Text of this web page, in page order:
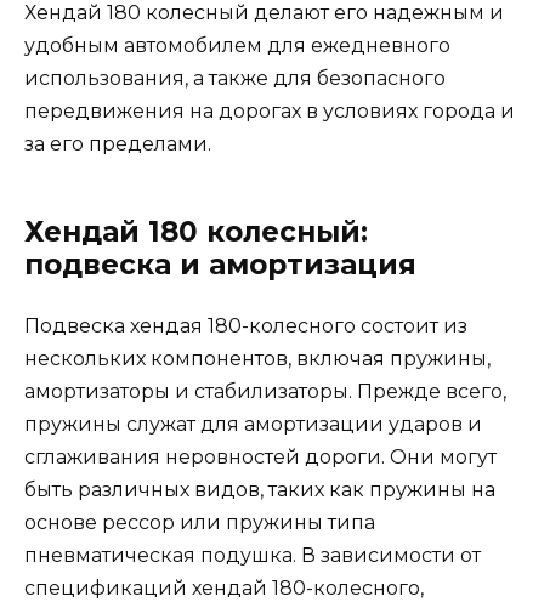
Хендай 180 колесный делают его надежным и
удобным автомобилем для ежедневного
использования, а также для безопасного
передвижения на дорогах в условиях города и
за его пределами.
Хендай 180 колесный:
подвеска и амортизация
Подвеска хендая 180-колесного состоит из
нескольких компонентов, включая пружины,
амортизаторы и стабилизаторы. Прежде всего,
пружины служат для амортизации ударов и
сглаживания неровностей дороги. Они могут
быть различных видов, таких как пружины на
основе рессор или пружины типа
пневматическая подушка. В зависимости от
спецификаций хендай 180-колесного,